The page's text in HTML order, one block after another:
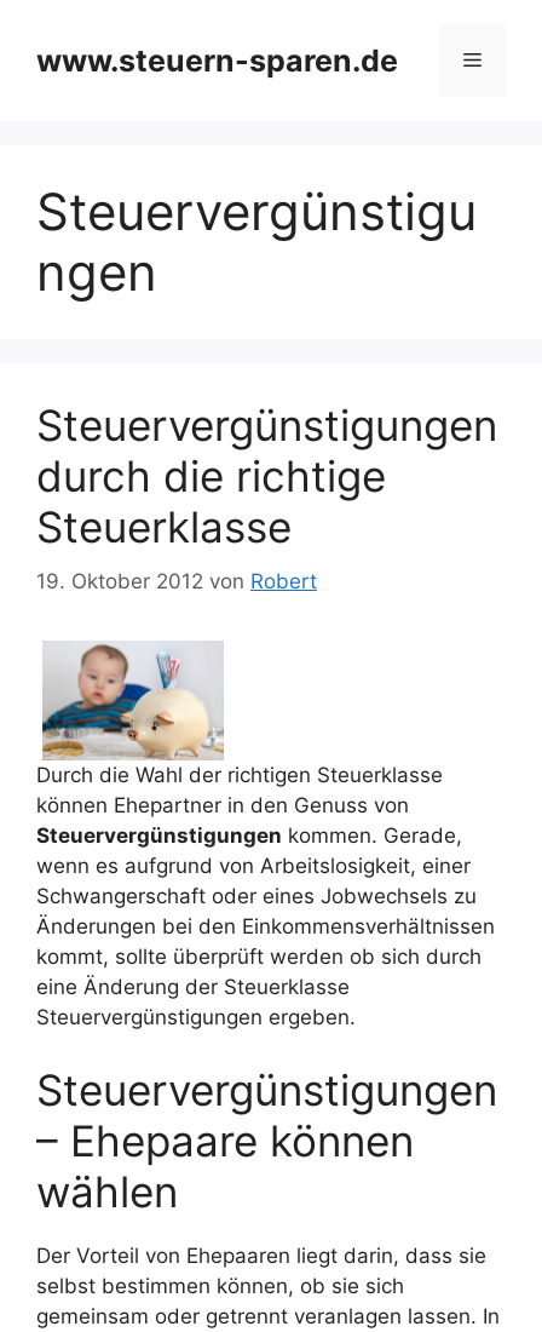
springen
www.steuern-sparen.de Menü
Steuervergünstigu
ngen
Steuervergünstigungen
durch die richtige
Steuerklasse
19. Oktober 2012 von Robert
Durch die Wahl der richtigen Steuerklasse
können Ehepartner in den Genuss von
Steuervergünstigungen kommen. Gerade,
wenn es aufgrund von Arbeitslosigkeit, einer
Schwangerschaft oder eines Jobwechsels zu
Änderungen bei den Einkommensverhältnissen
kommt, sollte überprüft werden ob sich durch
eine Änderung der Steuerklasse
Steuervergünstigungen ergeben.
Steuervergünstigungen
– Ehepaare können
wählen
Der Vorteil von Ehepaaren liegt darin, dass sie
selbst bestimmen können, ob sie sich
gemeinsam oder getrennt veranlagen lassen. In